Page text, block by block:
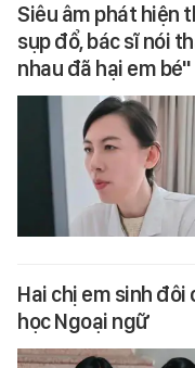
Siêu âm phát hiện
sụp đổ, bác sĩ nói
nhau đã hại em bé"
Hai chị em sinh
học Ngoại ngữ